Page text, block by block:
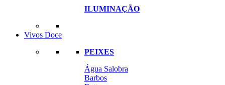
ILUMINAÇÃO
Vivos Doce
PEIXES
Água Salobra
Barbos